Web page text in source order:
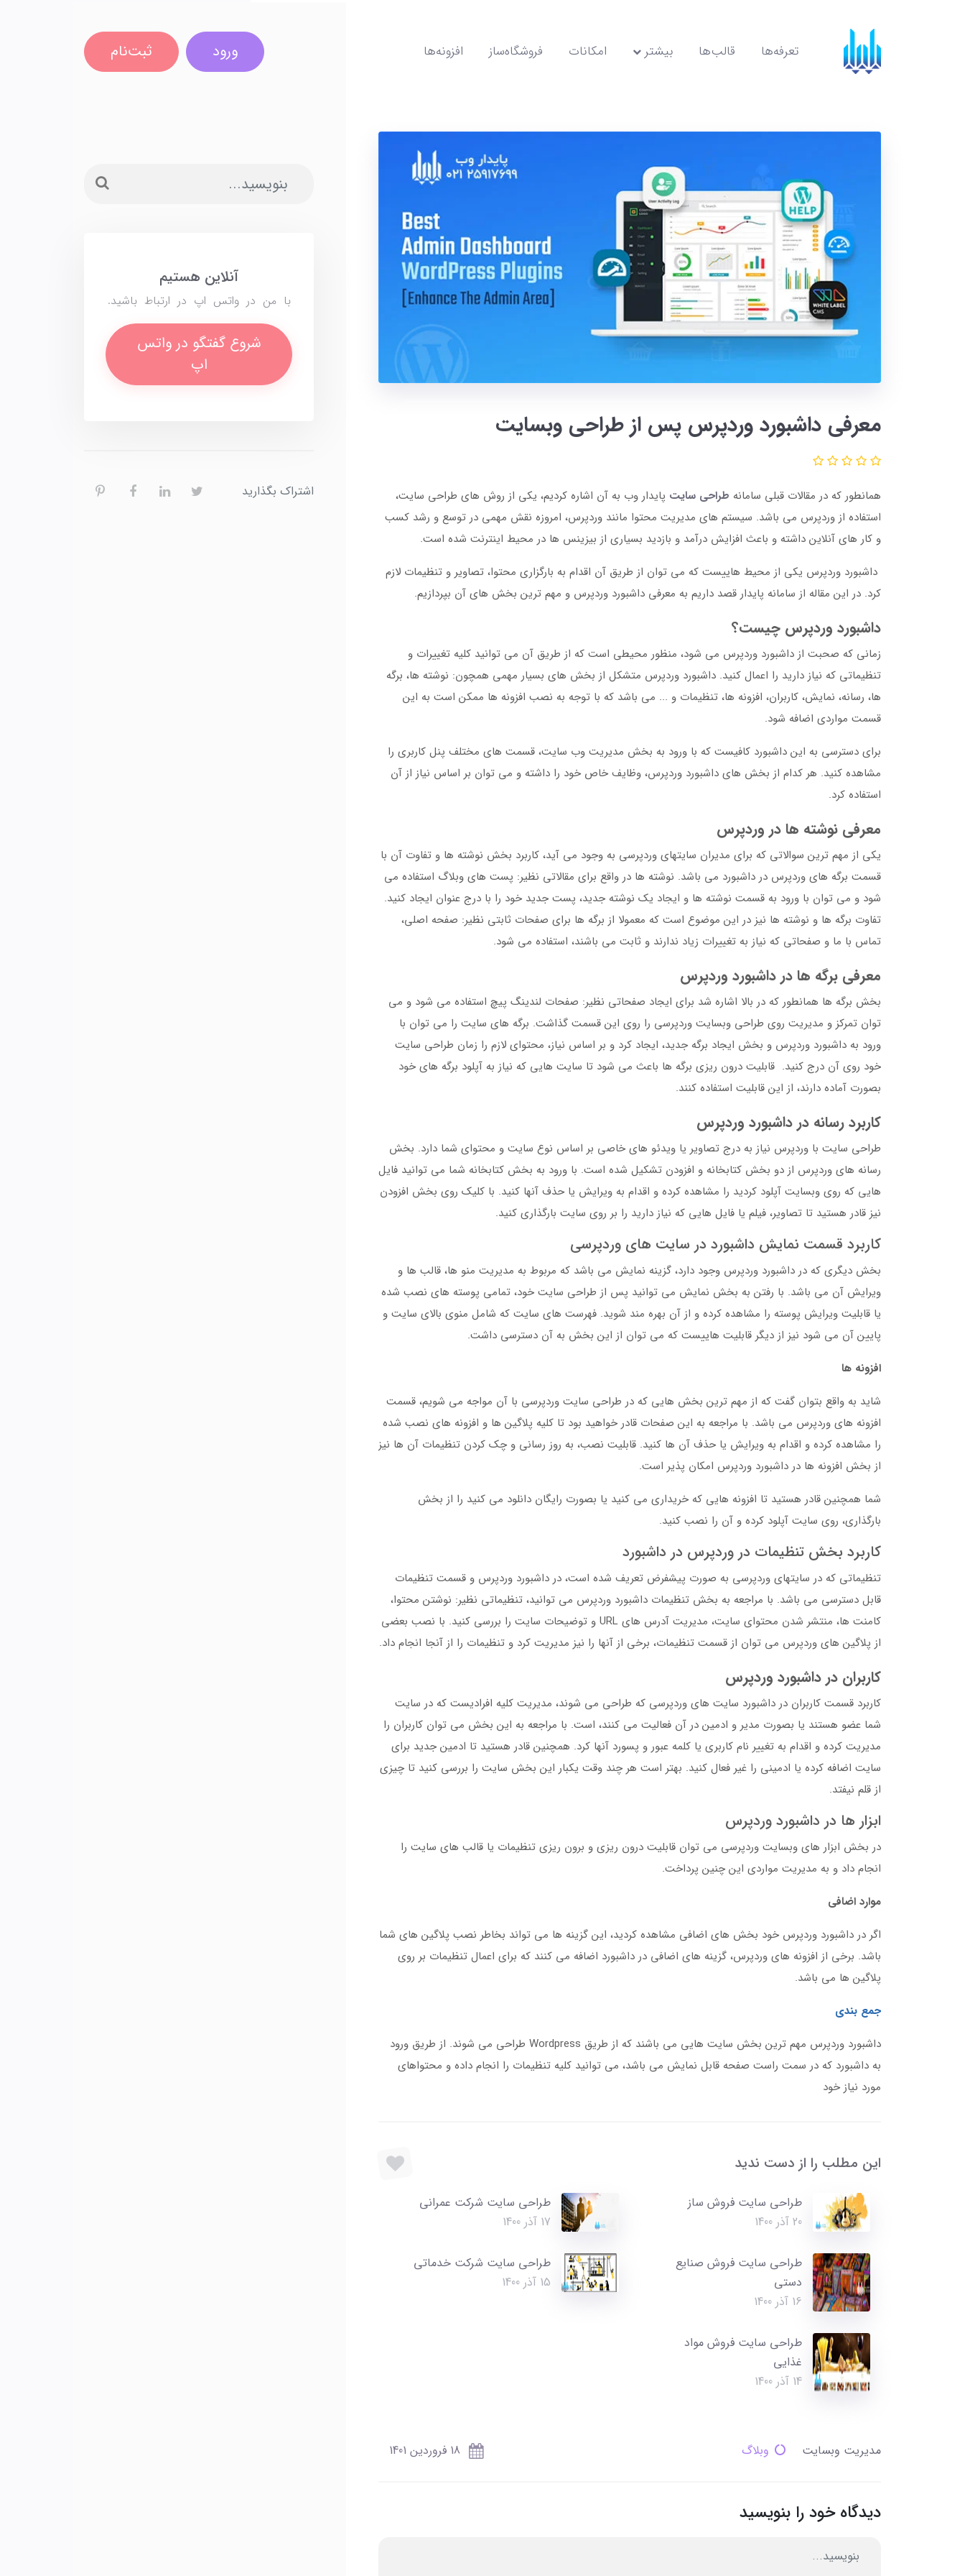
تعرفه‌ها قالب‌ها بیشتر امکانات فروشگاه‌ساز افزونه‌ها ورود ثبت‌نام
معرفی داشبورد وردپرس پس از طراحی وبسایت
همانطور که در مقالات قبلی سامانه طراحی سایت پایدار وب به آن اشاره کردیم، یکی از روش های طراحی سایت،
استفاده از وردپرس می باشد. سیستم های مدیریت محتوا مانند وردپرس، امروزه نقش مهمی در توسع و رشد کسب
و کار های آنلاین داشته و باعث افزایش درآمد و بازدید بسیاری از بیزینس ها در محیط اینترنت شده است.
داشبورد وردپرس یکی از محیط هاییست که می توان از طریق آن اقدام به بارگزاری محتوا، تصاویر و تنظیمات لازم
کرد. در این مقاله از سامانه پایدار قصد داریم به معرفی داشبورد وردپرس و مهم ترین بخش های آن بپردازیم.
داشبورد وردپرس چیست؟
زمانی که صحبت از داشبورد وردپرس می شود، منظور محیطی است که از طریق آن می توانید کلیه تغییرات و
تنظیماتی که نیاز دارید را اعمال کنید. داشبورد وردپرس متشکل از بخش های بسیار مهمی همچون: نوشته ها، برگه
ها، رسانه، نمایش، کاربران، افزونه ها، تنظیمات و ... می باشد که با توجه به نصب افزونه ها ممکن است به این
قسمت مواردی اضافه شود.
برای دسترسی به این داشبورد کافیست که با ورود به بخش مدیریت وب سایت، قسمت های مختلف پنل کاربری را
مشاهده کنید. هر کدام از بخش های داشبورد وردپرس، وظایف خاص خود را داشته و می توان بر اساس نیاز از آن
استفاده کرد.
معرفی نوشته ها در وردپرس
یکی از مهم ترین سوالاتی که برای مدیران سایتهای وردپرسی به وجود می آید، کاربرد بخش نوشته ها و تفاوت آن با
قسمت برگه های وردپرس در داشبورد می باشد. نوشته ها در واقع برای مقالاتی نظیر: پست های وبلاگ استفاده می
شود و می توان با ورود به قسمت نوشته ها و ایجاد یک نوشته جدید، پست جدید خود را با درج عنوان ایجاد کنید.
تفاوت برگه ها و نوشته ها نیز در این موضوع است که معمولا از برگه ها برای صفحات ثابتی نظیر: صفحه اصلی،
تماس با ما و صفحاتی که نیاز به تغییرات زیاد ندارند و ثابت می باشند، استفاده می شود.
معرفی برگه ها در داشبورد وردپرس
بخش برگه ها همانطور که در بالا اشاره شد برای ایجاد صفحاتی نظیر: صفحات لندینگ پیچ استفاده می شود و می
توان تمرکز و مدیریت روی طراحی وبسایت وردپرسی را روی این قسمت گذاشت. برگه های سایت را می توان با
ورود به داشبورد وردپرس و بخش ایجاد برگه جدید، ایجاد کرد و بر اساس نیاز، محتوای لازم را زمان طراحی سایت
خود روی آن درج کنید. قابلیت درون ریزی برگه ها باعث می شود تا سایت هایی که نیاز به آپلود برگه های خود
بصورت آماده دارند، از این قابلیت استفاده کنند.
کاربرد رسانه در داشبورد وردپرس
طراحی سایت با وردپرس نیاز به درج تصاویر یا ویدئو های خاصی بر اساس نوع سایت و محتوای شما دارد. بخش
رسانه های وردپرس از دو بخش کتابخانه و افزودن تشکیل شده است. با ورود به بخش کتابخانه شما می توانید فایل
هایی که روی وبسایت آپلود کردید را مشاهده کرده و اقدام به ویرایش یا حذف آنها کنید. با کلیک روی بخش افزودن
نیز قادر هستید تا تصاویر، فیلم یا فایل هایی که نیاز دارید را بر روی سایت بارگذاری کنید.
کاربرد قسمت نمایش داشبورد در سایت های وردپرسی
بخش دیگری که در داشبورد وردپرس وجود دارد، گزینه نمایش می باشد که مربوط به مدیریت منو ها، قالب ها و
ویرایش آن می باشد. با رفتن به بخش نمایش می توانید پس از طراحی سایت خود، تمامی پوسته های نصب شده
یا قابلیت ویرایش پوسته را مشاهده کرده و از آن بهره مند شوید. فهرست های سایت که شامل منوی بالای سایت و
پایین آن می شود نیز از دیگر قابلیت هاییست که می توان از این بخش به آن دسترسی داشت.
افزونه ها
شاید به واقع بتوان گفت که از مهم ترین بخش هایی که در طراحی سایت وردپرسی با آن مواجه می شویم، قسمت
افزونه های وردپرس می باشد. با مراجعه به این صفحات قادر خواهید بود تا کلیه پلاگین ها و افزونه های نصب شده
را مشاهده کرده و اقدام به ویرایش یا حذف آن ها کنید. قابلیت نصب، به روز رسانی و چک کردن تنظیمات آن ها نیز
از بخش افزونه ها در داشبورد وردپرس امکان پذیر است.
شما همچنین قادر هستید تا افزونه هایی که خریداری می کنید یا بصورت رایگان دانلود می کنید را از بخش
بارگذاری، روی سایت آپلود کرده و آن را نصب کنید.
کاربرد بخش تنظیمات در وردپرس در داشبورد
تنظیماتی که در سایتهای وردپرسی به صورت پیشفرض تعریف شده است، در داشبورد وردپرس و قسمت تنظیمات
قابل دسترسی می باشد. با مراجعه به بخش تنظیمات داشبورد وردپرس می توانید، تنظیماتی نظیر: نوشتن محتوا،
کامنت ها، منتشر شدن محتوای سایت، مدیریت آدرس های URL و توضیحات سایت را بررسی کنید. با نصب بعضی
از پلاگین های وردپرس می توان از قسمت تنظیمات، برخی از آنها را نیز مدیریت کرد و تنظیمات را از آنجا انجام داد.
کاربران در داشبورد وردپرس
کاربرد قسمت کاربران در داشبورد سایت های وردپرسی که طراحی می شوند، مدیریت کلیه افرادیست که در سایت
شما عضو هستند یا بصورت مدیر و ادمین در آن فعالیت می کنند، است. با مراجعه به این بخش می توان کاربران را
مدیریت کرده و اقدام به تغییر نام کاربری یا کلمه عبور و پسورد آنها کرد. همچنین قادر هستید تا ادمین جدید برای
سایت اضافه کرده یا ادمینی را غیر فعال کنید. بهتر است هر چند وقت یکبار این بخش سایت را بررسی کنید تا چیزی
از قلم نیفتد.
ابزار ها در داشبورد وردپرس
در بخش ابزار های وبسایت وردپرسی می توان قابلیت درون ریزی و برون ریزی تنظیمات یا قالب های سایت را
انجام داد و به مدیریت مواردی این چنین پرداخت.
موارد اضافی
اگر در داشبورد وردپرس خود بخش های اضافی مشاهده کردید، این گزینه ها می تواند بخاطر نصب پلاگین های شما
باشد. برخی از افزونه های وردپرس، گزینه های اضافی در داشبورد اضافه می کنند که برای اعمال تنظیمات بر روی
پلاگین ها می باشد.
جمع بندی
داشبورد وردپرس مهم ترین بخش سایت هایی می باشند که از طریق Wordpress طراحی می شوند. از طریق ورود
به داشبورد که در سمت راست صفحه قابل نمایش می باشد، می توانید کلیه تنظیمات را انجام داده و محتواهای
مورد نیاز خود
این مطلب را از دست ندید
طراحی سایت فروش ساز
20 آذر 1400
طراحی سایت شرکت عمرانی
17 آذر 1400
طراحی سایت فروش صنایع
دستی
16 آذر 1400
طراحی سایت شرکت خدماتی
15 آذر 1400
طراحی سایت فروش مواد
غذایی
14 آذر 1400
مدیریت وبسایت وبلاگ 18 فروردین 1401
دیدگاه خود را بنویسید
آنلاین هستیم
با من در واتس اپ در ارتباط باشید.
شروع گفتگو در واتس
اپ
اشتراک بگذارید